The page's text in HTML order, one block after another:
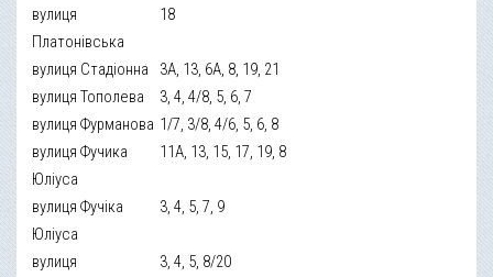
вулиця
Платонівська
18
вулиця Стадіонна
3А, 13, 6А, 8, 19, 21
вулиця Тополева
3, 4, 4/8, 5, 6, 7
вулиця Фурманова 1/7, 3/8, 4/6, 5, 6, 8
вулиця Фучика
Юліуса
11А, 13, 15, 17, 19, 8
вулиця Фучіка
Юліуса
3, 4, 5, 7, 9
вулиця
3, 4, 5, 8/20